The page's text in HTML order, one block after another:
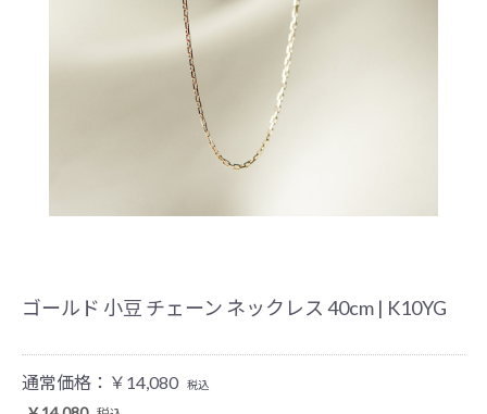
ゴールド 小豆 チェーン ネックレス 40cm | K10YG
通常価格： ￥14,080 税込